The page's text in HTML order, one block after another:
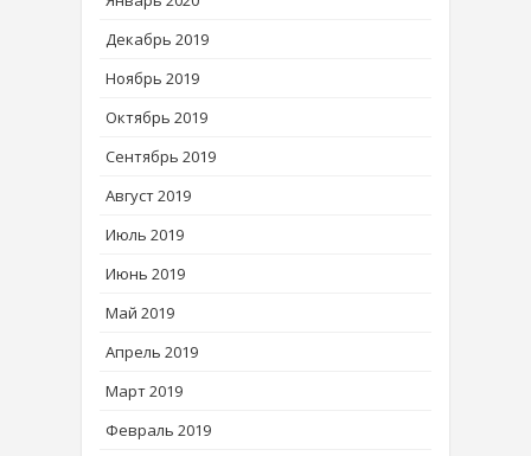
Декабрь 2019
Ноябрь 2019
Октябрь 2019
Сентябрь 2019
Август 2019
Июль 2019
Июнь 2019
Май 2019
Апрель 2019
Март 2019
Февраль 2019